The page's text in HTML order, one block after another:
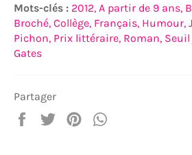
Mots-clés : 2012, A partir de 9 ans,
Broché, Collège, Français, Humour,
Pichon, Prix littéraire, Roman,
Gates
Partager
PartagerTweeterÉpingler